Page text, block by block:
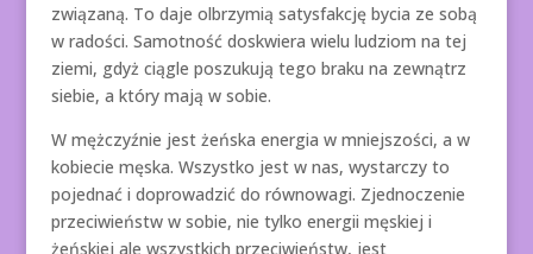
związaną. To daje olbrzymią satysfakcję bycia ze sobą
w radości. Samotność doskwiera wielu ludziom na tej
ziemi, gdyż ciągle poszukują tego braku na zewnątrz
siebie, a który mają w sobie.
W mężczyźnie jest żeńska energia w mniejszości, a w
kobiecie męska. Wszystko jest w nas, wystarczy to
pojednać i doprowadzić do równowagi. Zjednoczenie
przeciwieństw w sobie, nie tylko energii męskiej i
żeńskiej ale wszystkich przeciwieństw, jest